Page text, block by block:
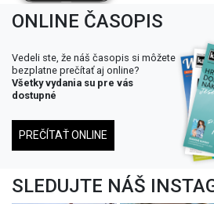
ONLINE ČASOPIS
Vedeli ste, že náš časopis si môžete
bezplatne prečítať aj online?
Všetky vydania su pre vás
dostupné
PREČÍTAŤ ONLINE
SLEDUJTE NÁŠ